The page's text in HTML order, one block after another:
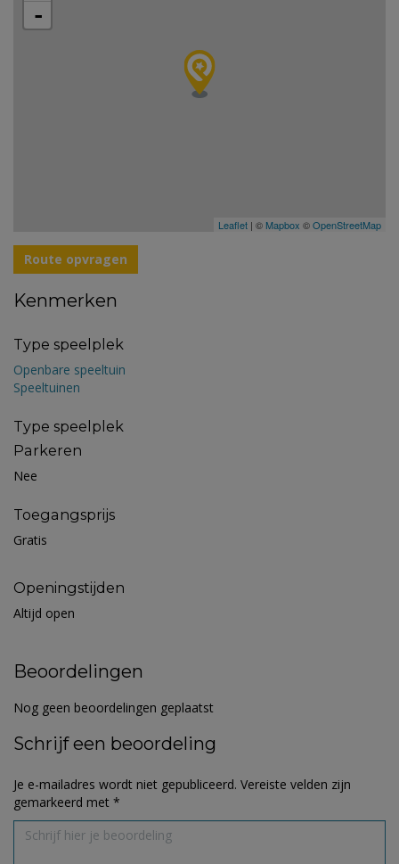
-
Leaflet | © Mapbox ©OpenStreetMap
Route opvragen
Kenmerken
Type speelplek
Openbare speeltuin
Speeltuinen
Type speelplek
Parkeren
Nee
Toegangsprijs
Gratis
Openingstijden
Altijd open
Beoordelingen
Nog geen beoordelingen geplaatst
Schrijf een beoordeling
Je e-mailadres wordt niet gepubliceerd. Vereiste velden zijn
gemarkeerd met *